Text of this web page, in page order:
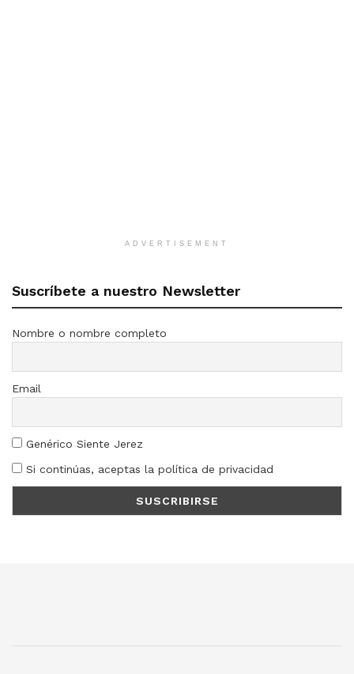
ADVERTISEMENT
Suscríbete a nuestro Newsletter
Nombre o nombre completo
Email
Genérico Siente Jerez
Si continúas, aceptas la política de privacidad